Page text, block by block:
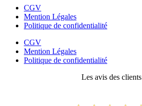
CGV
Mention Légales
Politique de confidentialité
CGV
Mention Légales
Politique de confidentialité
Les avis des clients